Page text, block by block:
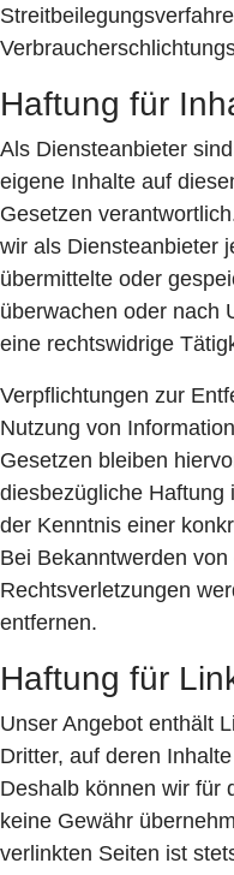
Haftung für
Als Diensteanbieter
eigene Inhalte auf
Gesetzen
wir als Diensteanbieter
übermittelte oder
überwachen oder nach
eine rechtswidrige
Verpflichtungen zur
Nutzung von
Gesetzen bleiben
diesbezügliche Haftung
der Kenntnis einer
Bei Bekanntwerden
Rechtsverletzungen
entfernen.
Haftung für
Unser Angebot enthält
Dritter, auf deren
Deshalb können wir für
keine Gewähr
verlinkten Seiten ist